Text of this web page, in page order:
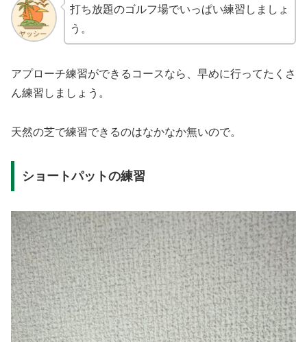
打ち放題のゴルフ場でいっぱい練習しましょ
う。
アプローチ練習ができるコースなら、早めに行ってたくさ
ん練習しましょう。
天然の芝で練習できるのはなかなか無いので。
ショートパットの練習